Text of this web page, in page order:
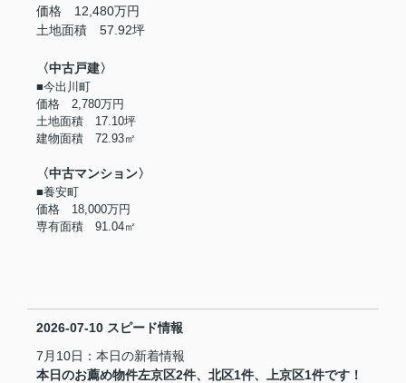
価格 12,480万円
土地面積 57.92坪
〈中古戸建〉
■今出川町
価格 2,780万円
土地面積 17.10坪
建物面積 72.93㎡
〈中古マンション〉
■養安町
価格 18,000万円
専有面積 91.04㎡
2026-07-10 スピード情報
7月10日：本日の新着情報
本日のお薦め物件左京区2件、北区1件、上京区1件です！